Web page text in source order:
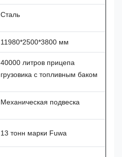
Сталь
11980*2500*3800 мм
40000 литров прицепа
грузовика с топливным баком
Механическая подвеска
13 тонн марки Fuwa